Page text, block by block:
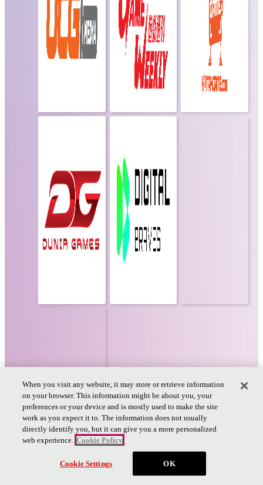
チケット
When you visit any website, it may store or retrieve information
on your browser. This information might be about you, your
preferences or your device and is mostly used to make the site
work as you expect it to. The information does not usually
directly identify you, but it can give you a more personalized
web experience. Cookie Policy
Cookie Settings OK